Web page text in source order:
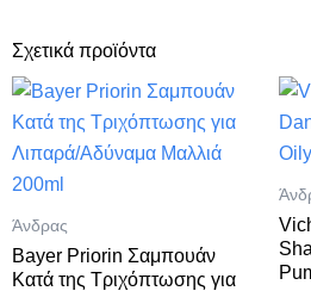
Σχετικά προϊόντα
Άνδρας
Bayer Priorin Σαμπουάν
Κατά της Τριχόπτωσης για